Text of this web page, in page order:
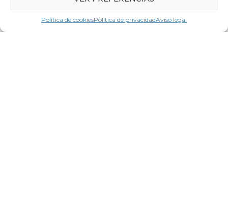
Política de cookiesPolítica de privacidadAviso legal